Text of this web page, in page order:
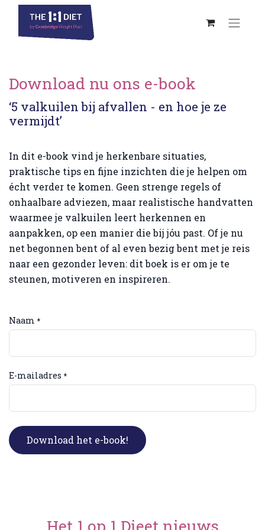
Download nu ons e-book
‘5 valkuilen bij afvallen - en hoe je ze
vermijdt’
In dit e-book vind je herkenbare situaties,
praktische tips en fijne inzichten die je helpen om
écht verder te komen. Geen strenge regels of
onhaalbare adviezen, maar realistische handvatten
waarmee je valkuilen leert herkennen en
aanpakken, op een manier die bij jóu past. Of je nu
net begonnen bent of al even bezig bent met je reis
naar een gezonder leven: dit boek is er om je te
steunen, motiveren en inspireren.
Naam *
E-mailadres *
Download het e-book!
Het 1 op 1 Dieet nieuws